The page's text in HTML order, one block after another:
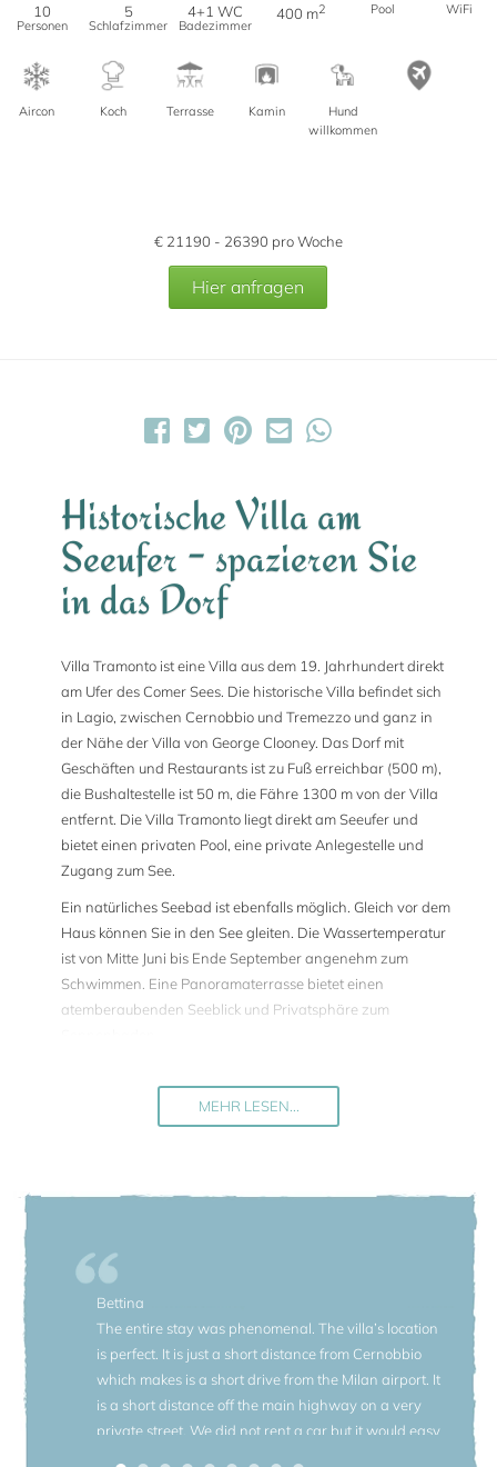
10
Personen
5
Schlafzimmer
4+1 WC
Badezimmer
400 m2 Pool WiFi
Aircon Koch Terrasse Kamin
Hund
willkommen
€ 21190 - 26390 pro Woche
Hier anfragen
Historische Villa am
Seeufer - spazieren Sie
in das Dorf
Villa Tramonto ist eine Villa aus dem 19. Jahrhundert direkt
am Ufer des Comer Sees. Die historische Villa befindet sich
in Lagio, zwischen Cernobbio und Tremezzo und ganz in
der Nähe der Villa von George Clooney. Das Dorf mit
Geschäften und Restaurants ist zu Fuß erreichbar (500 m),
die Bushaltestelle ist 50 m, die Fähre 1300 m von der Villa
entfernt. Die Villa Tramonto liegt direkt am Seeufer und
bietet einen privaten Pool, eine private Anlegestelle und
Zugang zum See.
Ein natürliches Seebad ist ebenfalls möglich. Gleich vor dem
Haus können Sie in den See gleiten. Die Wassertemperatur
ist von Mitte Juni bis Ende September angenehm zum
Schwimmen. Eine Panoramaterrasse bietet einen
atemberaubenden Seeblick und Privatsphäre zum
gestern und allen modernen Komfort von heute. Das
historische Ferienhaus hat immer noch sein traditionelles
neues Leben eingehaucht.
Schlafzimmern mit Seeblick im Haupthaus sowie einer
separaten Gästesuite in einem Nebengebäude, nur wenige
Meter von der Panoramaterrasse entfernt. Diese Aufteilung
bietet Flexibilität und viel Privatsphäre und macht die Villa
ideal für Großfamilien, Gruppen von mehreren Paaren oder
Gäste mit Begleitpersonal. Die stilvollen Innenräume sind
ein gelungener Mix aus antike Möbeln und modernem
Mobiliar. Alle fünf Schlafzimmer sind klimatisiert und mit
MEHR LESEN...
Bettina
The entire stay was phenomenal. The villa’s location
is perfect. It is just a short distance from Cernobbio
which makes is a short drive from the Milan airport. It
is a short distance off the main highway on a very
private street. We did not rent a car but it would easy